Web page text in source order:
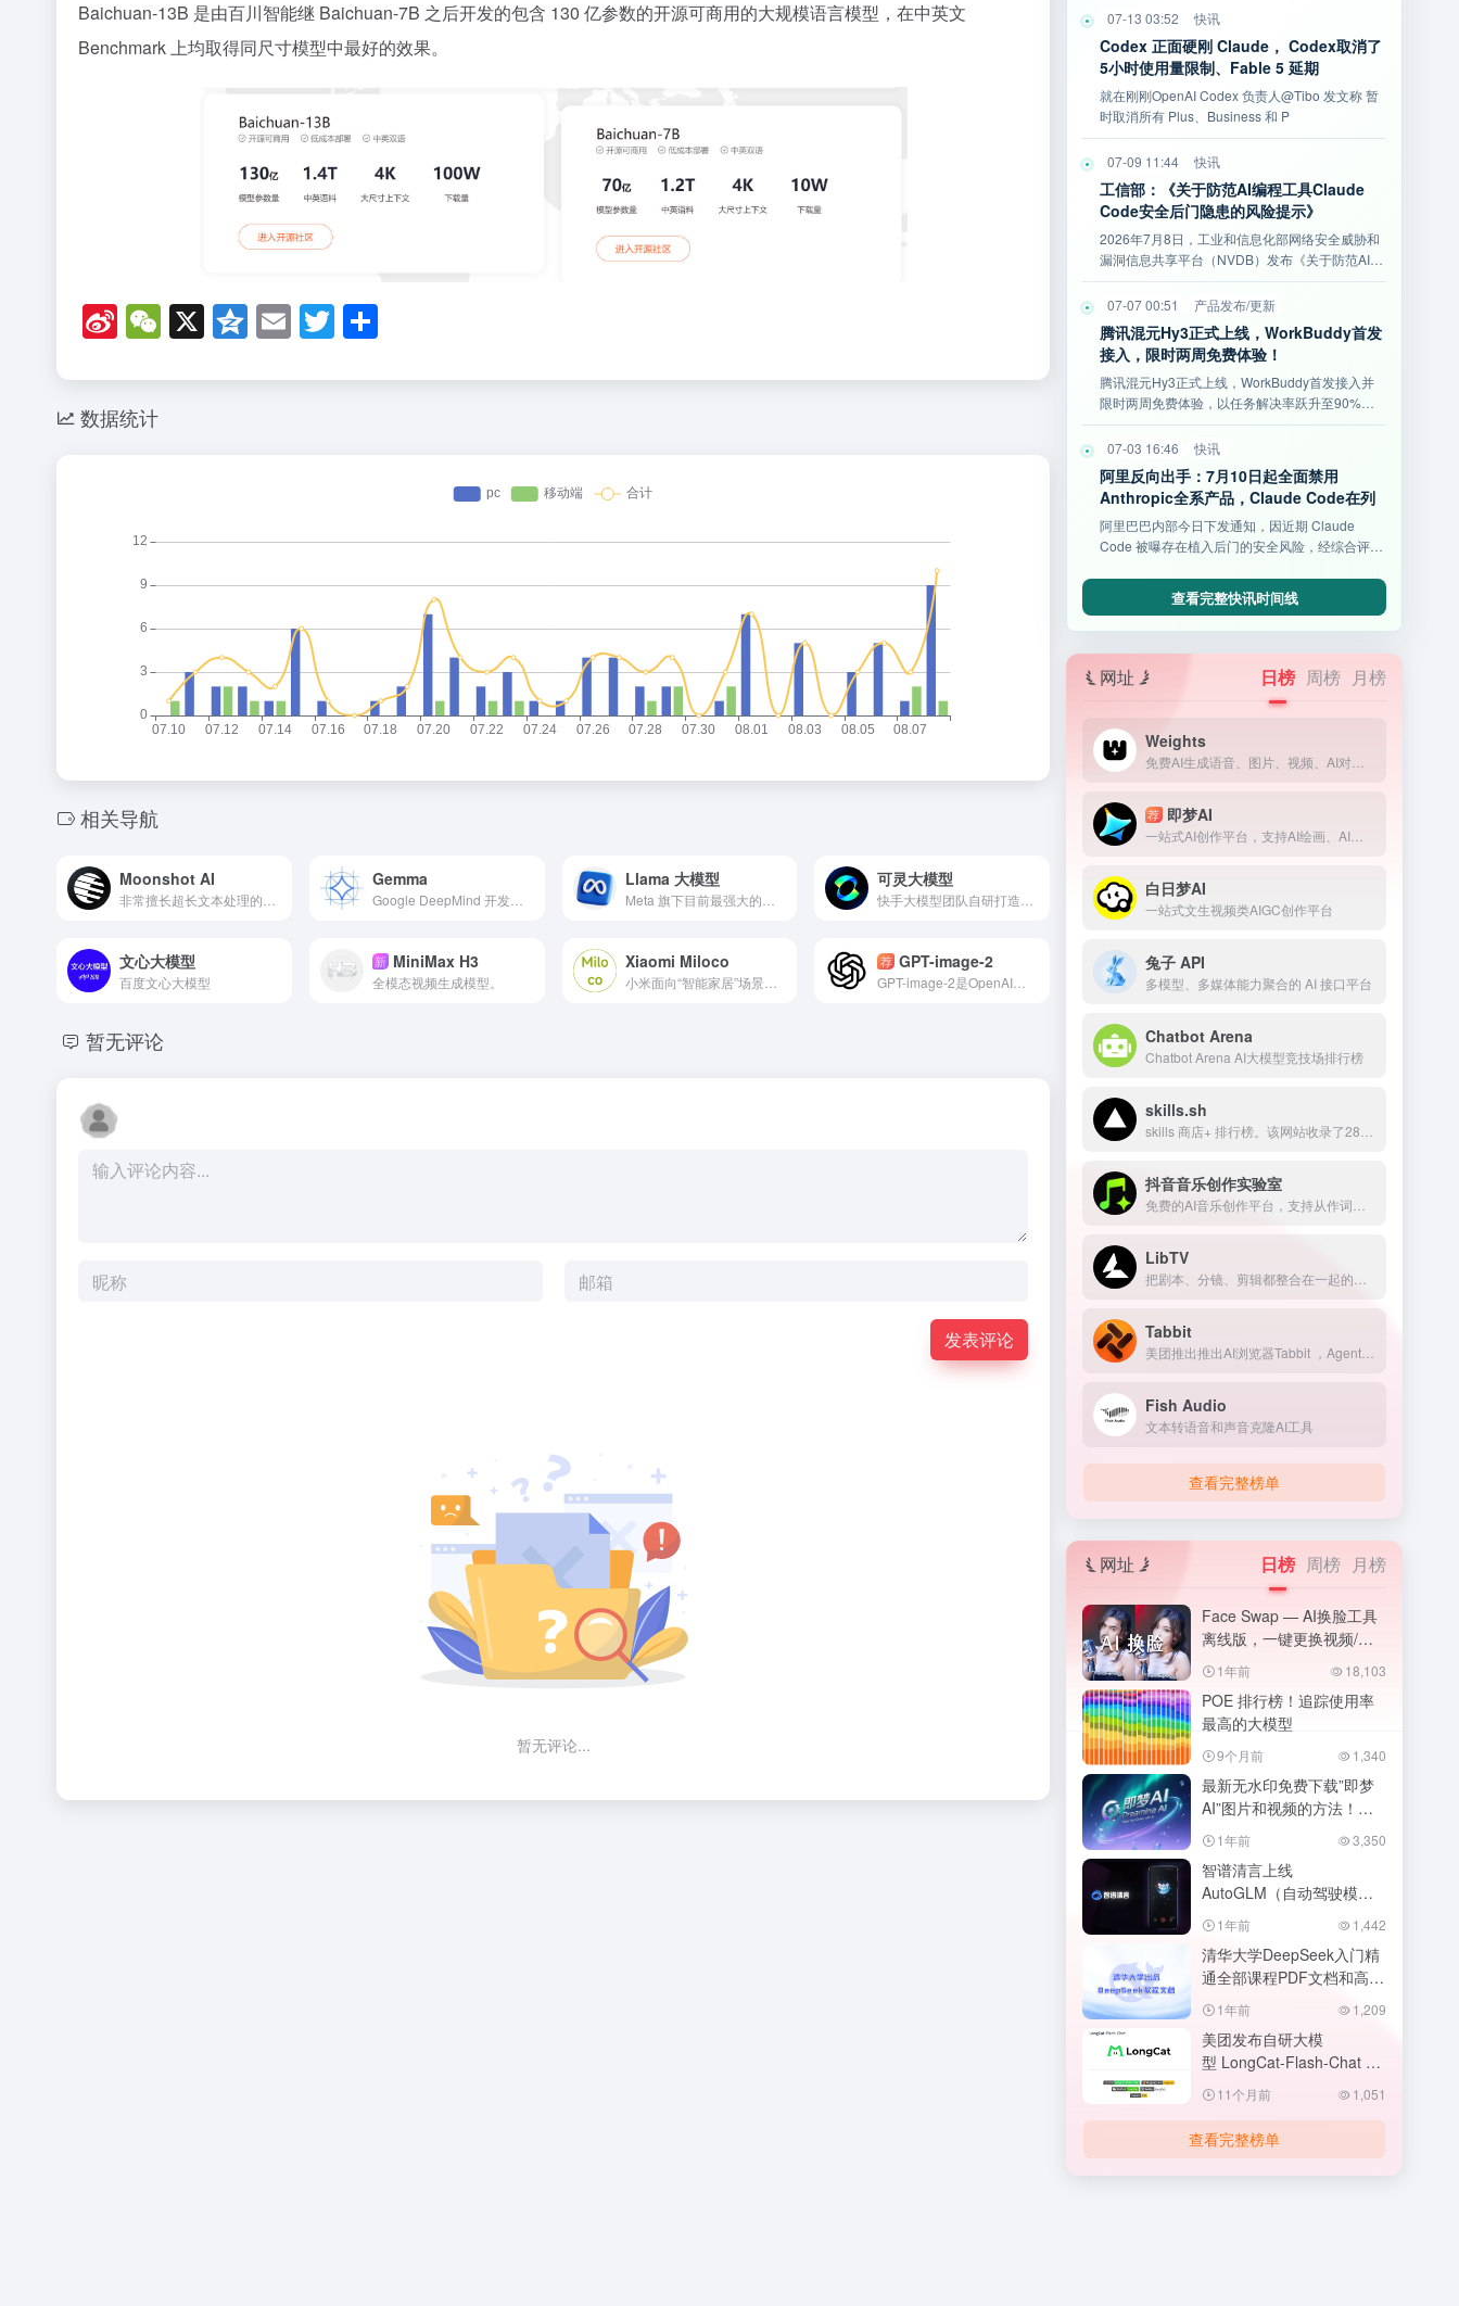
Baichuan-13B 是由百川智能继 Baichuan-7B 之后开发的包含 130 亿参数的开源可商用的大规模语言模型，在中英文
Benchmark 上均取得同尺寸模型中最好的效果。
Si
a
W
o
W
C
X Q
o
E
ail
T
tt
数据统计
相关导航
Moonshot AI Gemma
Google DeepMind 开发的一系列轻量开源模型，主要用于开发者进行本地部署。
Llama 大模型 可灵大模型
文心大模型
百度文心大模型
新 MiniMax H3
全模态视频生成模型。
Xiaomi Miloco 荐 GPT-image-2
暂无评论
发表评论
暂无评论...
07-13 03:52 快讯
Codex 正面硬刚 Claude， Codex取消了
5小时使用量限制、Fable 5 延期
就在刚刚OpenAI Codex 负责人@Tibo 发文称 暂
时取消所有 Plus、Business 和 P
07-09 11:44 快讯
工信部：《关于防范AI编程工具Claude
Code安全后门隐患的风险提示》
2026年7月8日，工业和信息化部网络安全威胁和
漏洞信息共享平台（NVDB）发布《关于防范AI编
程工具Cla
07-07 00:51
产品发布/更新
腾讯混元Hy3正式上线，WorkBuddy首发
接入，限时两周免费体验！
腾讯混元Hy3正式上线，WorkBuddy首发接入并
限时两周免费体验，以任务解决率跃升至90%、
耗时缩短34%及高性价比开源等亮点，重塑AI办公
新标杆。
07-03 16:46 快讯
阿里反向出手：7月10日起全面禁用
Anthropic全系产品，Claude Code在列
阿里巴巴内部今日下发通知，因近期 Claude
Code 被曝存在植入后门的安全风险，经综合评估
查看完整快讯时间线
网址 日榜 周榜 月榜
Weights
荐 即梦AI
白日梦AI
一站式文生视频类AIGC创作平台
兔子 API
多模型、多媒体能力聚合的 AI 接口平台
Chatbot Arena
Chatbot Arena AI大模型竞技场排行榜
skills.sh
抖音音乐创作实验室
LibTV
Tabbit
Fish Audio
文本转语音和声音克隆AI工具
查看完整榜单
网址 日榜 周榜 月榜
Face Swap — AI换脸工具
离线版，一键更换视频/图
片人物脸部！ROOP
1年前 18,103
POE 排行榜！追踪使用率
最高的大模型
9个月前 1,340
最新无水印免费下载”即梦
AI”图片和视频的方法！去
除即梦AI水印。
1年前 3,350
智谱清言上线
AutoGLM（自动驾驶模
式），可模仿人类来操作手
机，网购、定外卖、写评论
AI全都可以帮你搞定~
1年前 1,442
清华大学DeepSeek入门精
通全部课程PDF文档和高清
视频已更新三期！
1年前 1,209
美团发布自研大模
型 LongCat-Flash-Chat ，
性能达到世界一线水平。
11个月前 1,051
查看完整榜单